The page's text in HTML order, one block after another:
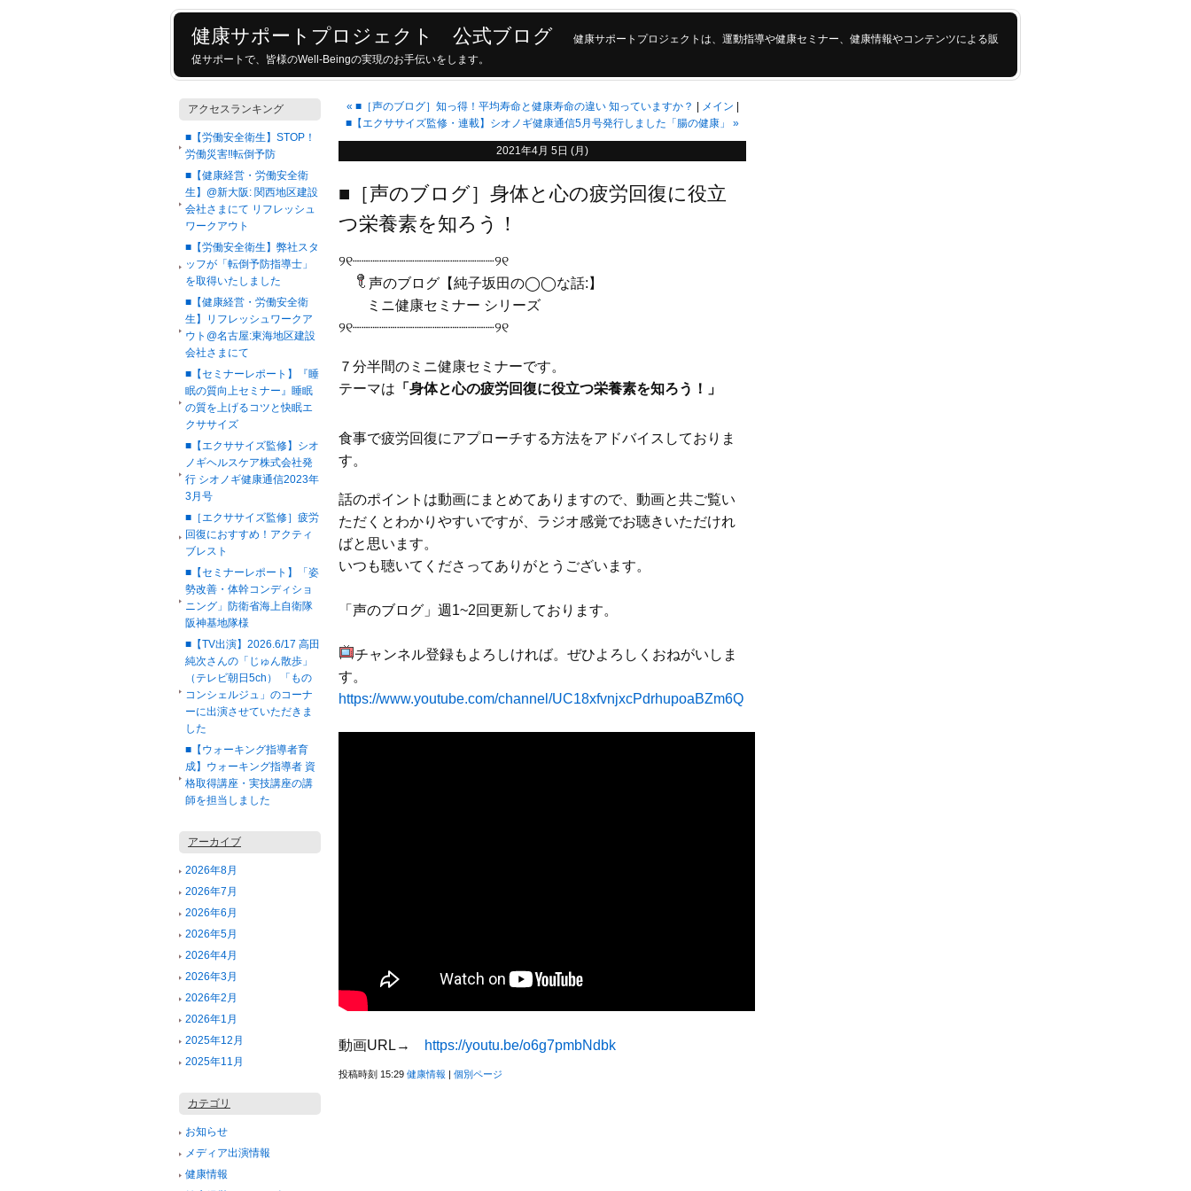
健康サポートプロジェクト 公式ブログ
健康サポートプロジェクトは、運動指導や健康セミナー、健康情報やコンテンツによる販
促サポートで、皆様のWell-Beingの実現のお手伝いをします。
アクセスランキング
■【労働安全衛生】STOP！
労働災害‼転倒予防
■【健康経営・労働安全衛
生】@新大阪: 関西地区建設
会社さまにて リフレッシュ
ワークアウト
■【労働安全衛生】弊社スタ
ッフが「転倒予防指導士」
を取得いたしました
■【健康経営・労働安全衛
生】リフレッシュワークア
ウト@名古屋:東海地区建設
会社さまにて
■【セミナーレポート】『睡
眠の質向上セミナー』睡眠
の質を上げるコツと快眠エ
クササイズ
■【エクササイズ監修】シオ
ノギヘルスケア株式会社発
行 シオノギ健康通信2023年
3月号
■［エクササイズ監修］疲労
回復におすすめ！アクティ
ブレスト
■【セミナーレポート】「姿
勢改善・体幹コンディショ
ニング」防衛省海上自衛隊
阪神基地隊様
■【TV出演】2026.6/17 高田
純次さんの「じゅん散歩」
（テレビ朝日5ch） 「もの
コンシェルジュ」のコーナ
ーに出演させていただきま
した
■【ウォーキング指導者育
成】ウォーキング指導者 資
格取得講座・実技講座の講
師を担当しました
アーカイブ
2026年8月
2026年7月
2026年6月
2026年5月
2026年4月
2026年3月
2026年2月
2026年1月
2025年12月
2025年11月
カテゴリ
お知らせ
メディア出演情報
健康情報
« ■［声のブログ］知っ得！平均寿命と健康寿命の違い 知っていますか？
メイン
■【エクササイズ監修・連載】シオノギ健康通信5月号発行しました「腸の健康」
»
2021年4月 5日 (月)
■［声のブログ］身体と心の疲労回復に役立
つ栄養素を知ろう！
୨୧┈┈┈┈┈┈┈┈┈┈┈┈┈┈┈┈୨୧
声のブログ【純子坂田の◯◯な話:】
ミニ健康セミナー シリーズ
୨୧┈┈┈┈┈┈┈┈┈┈┈┈┈┈┈┈୨୧
７分半間のミニ健康セミナーです。
テーマは 「身体と心の疲労回復に役立つ栄養素を知ろう！」
食事で疲労回復にアプローチする方法をアドバイスしておりま
す。
話のポイントは動画にまとめてありますので、動画と共ご覧い
ただくとわかりやすいですが、ラジオ感覚でお聴きいただけれ
ばと思います。
いつも聴いてくださってありがとうございます。
「声のブログ」週1~2回更新しております。
チャンネル登録もよろしければ。ぜひよろしくおねがいしま
す。
https://www.youtube.com/channel/UC18xfvnjxcPdrhupoaBZm6Q
動画URL→ https://youtu.be/o6g7pmbNdbk
投稿時刻 15:29 健康情報 | 個別ページ